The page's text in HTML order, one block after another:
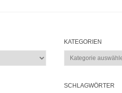
KATEGORIEN
Kategorien
SCHLAGWÖRTER